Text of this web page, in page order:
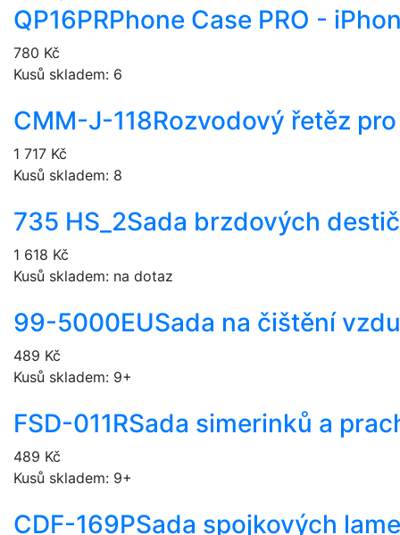
QP16PRPhone Case PRO -
780 Kč
Kusů skladem: 6
CMM-J-118Rozvodový řetěz
1 717 Kč
Kusů skladem: 8
735 HS_2Sada brzdových
1 618 Kč
Kusů skladem: na dotaz
99-5000EUSada na čištění
489 Kč
Kusů skladem: 9+
FSD-011RSada simerinků a
489 Kč
Kusů skladem: 9+
CDF-169PSada spojkových